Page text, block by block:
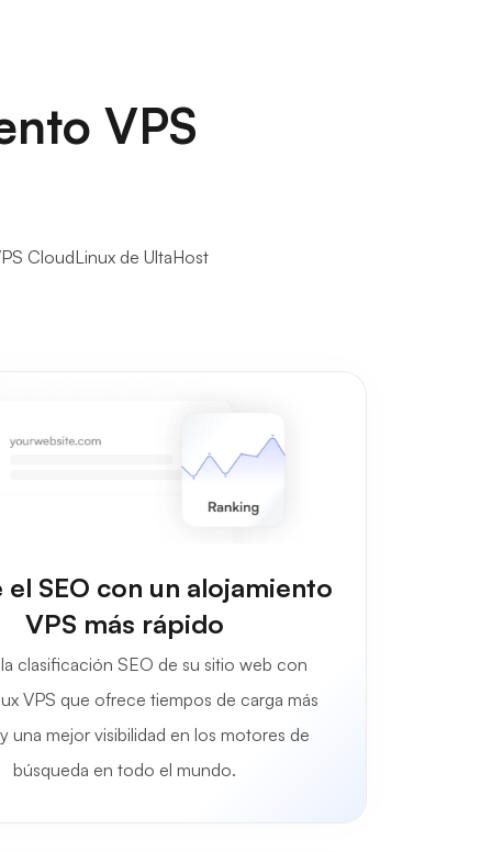
VPS
CloudLinux de UltaHost
SEO con un alojamiento
VPS más rápido
clasificación SEO de su sitio web con
VPS que ofrece tiempos de carga más
una mejor visibilidad en los motores de
búsqueda en todo el mundo.